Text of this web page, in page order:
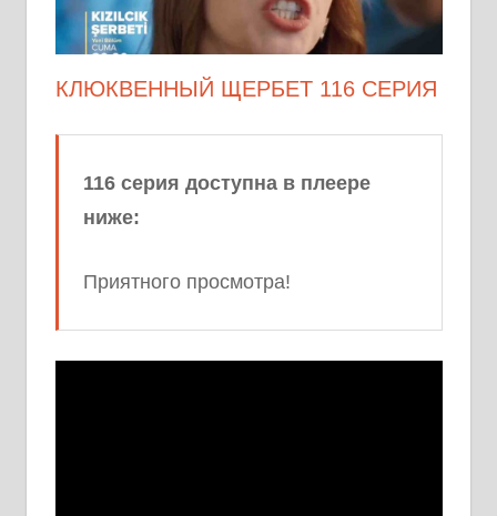
КЛЮКВЕННЫЙ ЩЕРБЕТ 116 СЕРИЯ
116 серия доступна в плеере
ниже:
Приятного просмотра!